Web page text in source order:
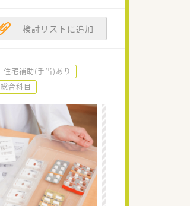
検討リストに追加
住宅補助(手当)あり
総合科目